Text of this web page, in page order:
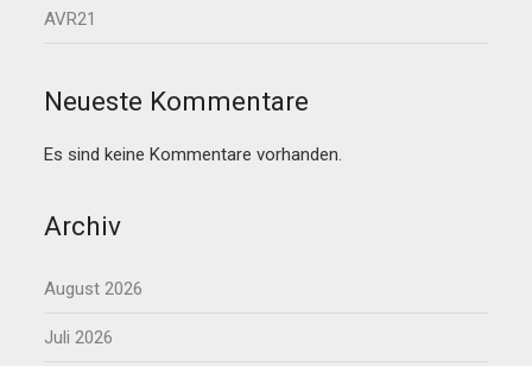
AVR21
Neueste Kommentare
Es sind keine Kommentare vorhanden.
Archiv
August 2026
Juli 2026